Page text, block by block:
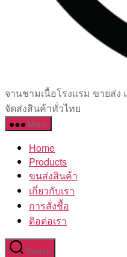
เซรามิค
ครบ
ครัน
โรงงาน
จานชามเนื้อโรงแรม ขายส่
จัดส่งสินค้าทั่วไทย
Menu
Home
Products
ขนส่งสินค้า
เกี่ยวกับเรา
การสั่งชื้อ
ติอต่อเรา
Search